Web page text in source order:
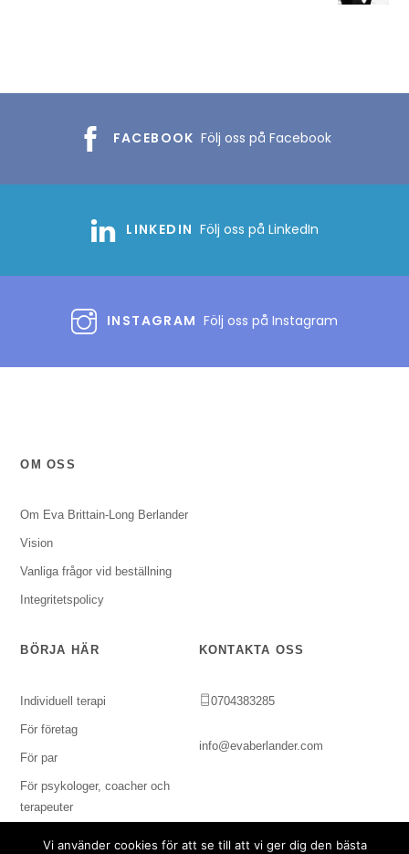
FACEBOOK Följ oss på Facebook
LINKEDIN Följ oss på LinkedIn
INSTAGRAM Följ oss på Instagram
OM OSS
Om Eva Brittain-Long Berlander
Vision
Vanliga frågor vid beställning
Integritetspolicy
BÖRJA HÄR
Individuell terapi
För företag
För par
För psykologer, coacher och
terapeuter
KONTAKTA OSS
0704383285
info@evaberlander.com
Vi använder cookies för att se till att vi ger dig den bästa